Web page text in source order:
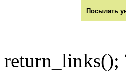
Посылать
return_links();